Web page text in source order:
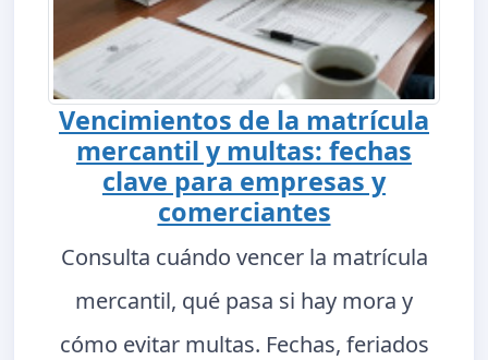
Vencimientos de la matrícula
mercantil y multas: fechas
clave para empresas y
comerciantes
Consulta cuándo vencer la matrícula
mercantil, qué pasa si hay mora y
cómo evitar multas. Fechas, feriados